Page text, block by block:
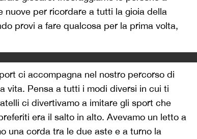
nuove per ricordare a tutti la gioia della
provi a fare qualcosa per la prima volta,
ci accompagna nel nostro percorso di
vita. Pensa a tutti i modi diversi in cui ti
ci divertivamo a imitare gli sport che
era il salto in alto. Avevamo un letto a
una corda tra le due aste e a turno la